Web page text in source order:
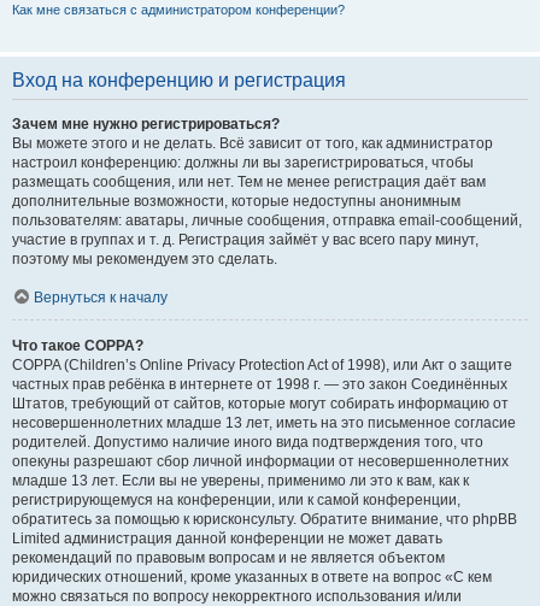
Как мне связаться с администратором конференции?
Вход на конференцию и регистрация
Зачем мне нужно регистрироваться?
Вы можете этого и не делать. Всё зависит от того, как администратор
настроил конференцию: должны ли вы зарегистрироваться, чтобы
размещать сообщения, или нет. Тем не менее регистрация даёт вам
дополнительные возможности, которые недоступны анонимным
пользователям: аватары, личные сообщения, отправка email-сообщений,
участие в группах и т. д. Регистрация займёт у вас всего пару минут,
поэтому мы рекомендуем это сделать.
Вернуться к началу
Что такое COPPA?
COPPA (Children’s Online Privacy Protection Act of 1998), или Акт о защите
частных прав ребёнка в интернете от 1998 г. — это закон Соединённых
Штатов, требующий от сайтов, которые могут собирать информацию от
несовершеннолетних младше 13 лет, иметь на это письменное согласие
родителей. Допустимо наличие иного вида подтверждения того, что
опекуны разрешают сбор личной информации от несовершеннолетних
младше 13 лет. Если вы не уверены, применимо ли это к вам, как к
регистрирующемуся на конференции, или к самой конференции,
обратитесь за помощью к юрисконсульту. Обратите внимание, что phpBB
Limited администрация данной конференции не может давать
рекомендаций по правовым вопросам и не является объектом
юридических отношений, кроме указанных в ответе на вопрос «С кем
можно связаться по вопросу некорректного использования и/или